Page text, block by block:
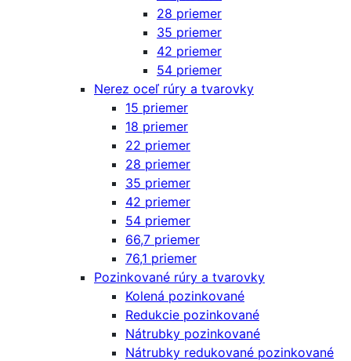
28 priemer
35 priemer
42 priemer
54 priemer
Nerez oceľ rúry a tvarovky
15 priemer
18 priemer
22 priemer
28 priemer
35 priemer
42 priemer
54 priemer
66,7 priemer
76,1 priemer
Pozinkované rúry a tvarovky
Kolená pozinkované
Redukcie pozinkované
Nátrubky pozinkované
Nátrubky redukované pozinkované